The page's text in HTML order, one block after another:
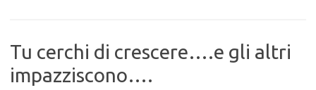
Tu cerchi di crescere….e gli altri
impazziscono….